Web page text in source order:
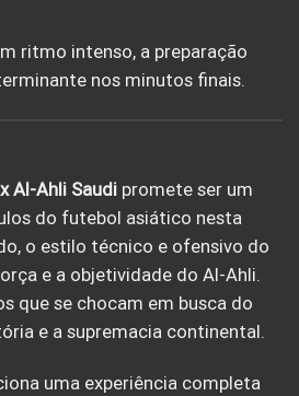
ritmo intenso, a preparação
nos minutos finais.
Al-Ahli Saudi promete ser um
do futebol asiático nesta
o estilo técnico e ofensivo do
e a objetividade do Al-Ahli.
que se chocam em busca do
e a supremacia continental.
uma experiência completa